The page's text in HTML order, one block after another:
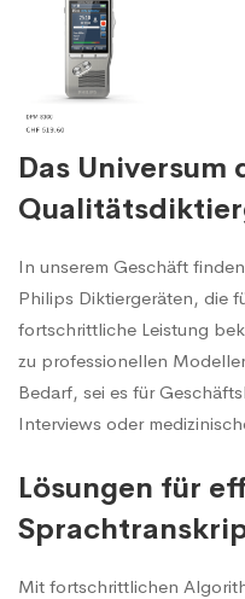
Das Universum
In unserem Geschäft
Philips Diktiergeräten, die
fortschrittliche Leistung
zu professionellen
Bedarf, sei es für
Interviews oder
Lösungen für
Mit fortschrittlichen